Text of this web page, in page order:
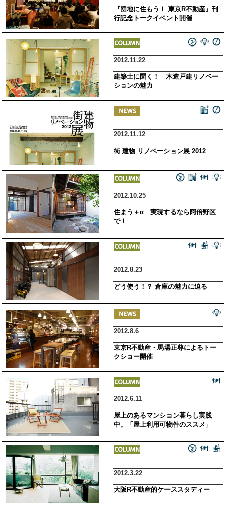
『団地に住もう！ 東京R不動産』刊
行記念トークイベント開催
2012.11.22
建築士に聞く！ 木造戸建リノベー
ションの魅力
2012.11.12
街 建物 リノベーション展 2012
2012.10.25
住まう＋α 実現するなら阿倍野区
で！
2012.8.23
どう使う！？ 倉庫の魅力に迫る
2012.8.6
東京R不動産・馬場正尊によるトー
クショー開催
2012.6.11
屋上のあるマンション暮らし実践
中。「屋上利用可物件のススメ」
2012.3.22
大阪R不動産的ケーススタディー